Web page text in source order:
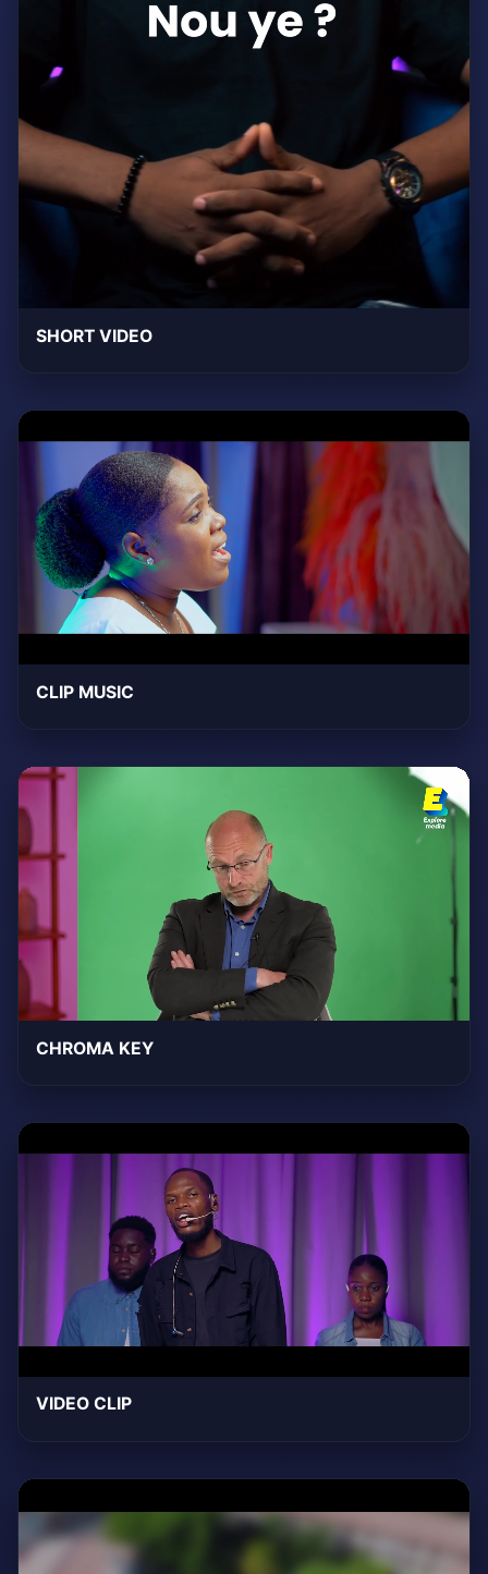
SHORT VIDEO
CLIP MUSIC
CHROMA KEY
VIDEO CLIP